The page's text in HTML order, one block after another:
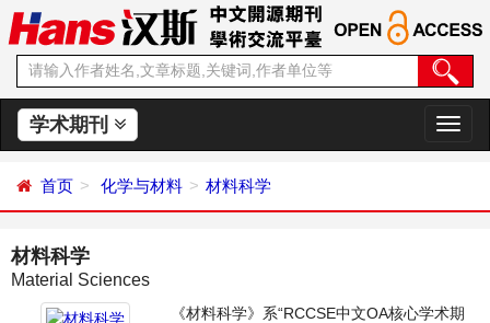
学术期刊
切
换
首页 化学与材料 材料科学
材料科学
Material Sciences
《材料科学》系“RCCSE中文OA核心学术期